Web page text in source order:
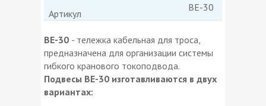
Артикул
ВЕ-30
ВЕ-30 - тележка кабельная для троса,
предназначена для организации системы
гибкого кранового токоподвода.
Подвесы ВЕ-30 изготавливаются в двух
вариантах: